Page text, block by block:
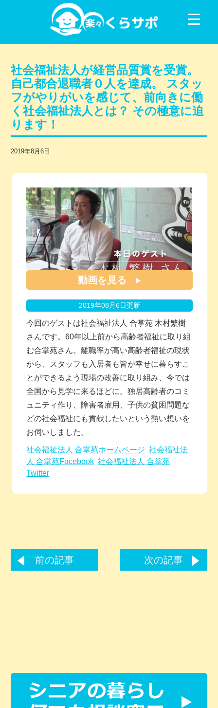
コンテンツに移動
社会福祉法人が経営品質賞を受賞。
自己都合退職者０人を達成。 スタッ
フがやりがいを感じて、前向きに働
く社会福祉法人とは？ その極意に迫
ります！
2019年8月6日
動画を見る
2019年08月6日更新
今回のゲストは社会福祉法人 合掌苑 木村繁樹
さんです。60年以上前から高齢者福祉に取り組
む合掌苑さん。離職率が高い高齢者福祉の現状
から、スタッフも入居者も皆が幸せに暮らすこ
とができるよう現場の改善に取り組み、今では
全国から見学に来るほどに。独居高齢者のコミ
ュニティ作り、障害者雇用、子供の貧困問題な
どの社会福祉にも貢献したいという熱い想いを
お伺いしました。
社会福祉法人 合掌苑ホームページ 社会福祉法
人 合掌苑Facebook 社会福祉法人 合掌苑
Twitter
前の記事 次の記事